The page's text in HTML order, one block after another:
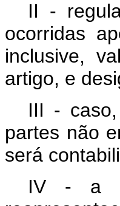
II -
ocorridas
inclusive,
artigo, e
III -
partes não
será
IV - a